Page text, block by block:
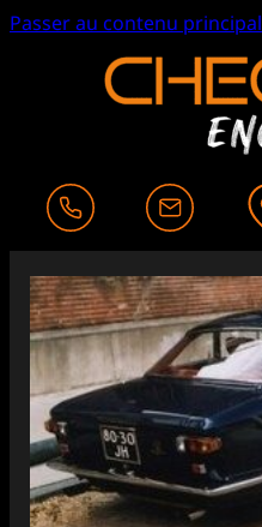
Passer au contenu principal